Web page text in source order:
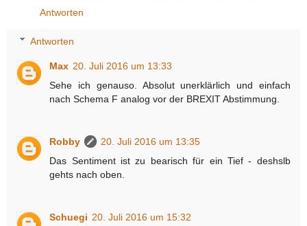
Antworten
Antworten
Max 20. Juli 2016 um 13:33
Sehe ich genauso. Absolut unerklärlich und einfach
nach Schema F analog vor der BREXIT Abstimmung.
Robby
20. Juli 2016 um 13:35
Das Sentiment ist zu bearisch für ein Tief - deshslb
gehts nach oben.
Schuegi 20. Juli 2016 um 15:32